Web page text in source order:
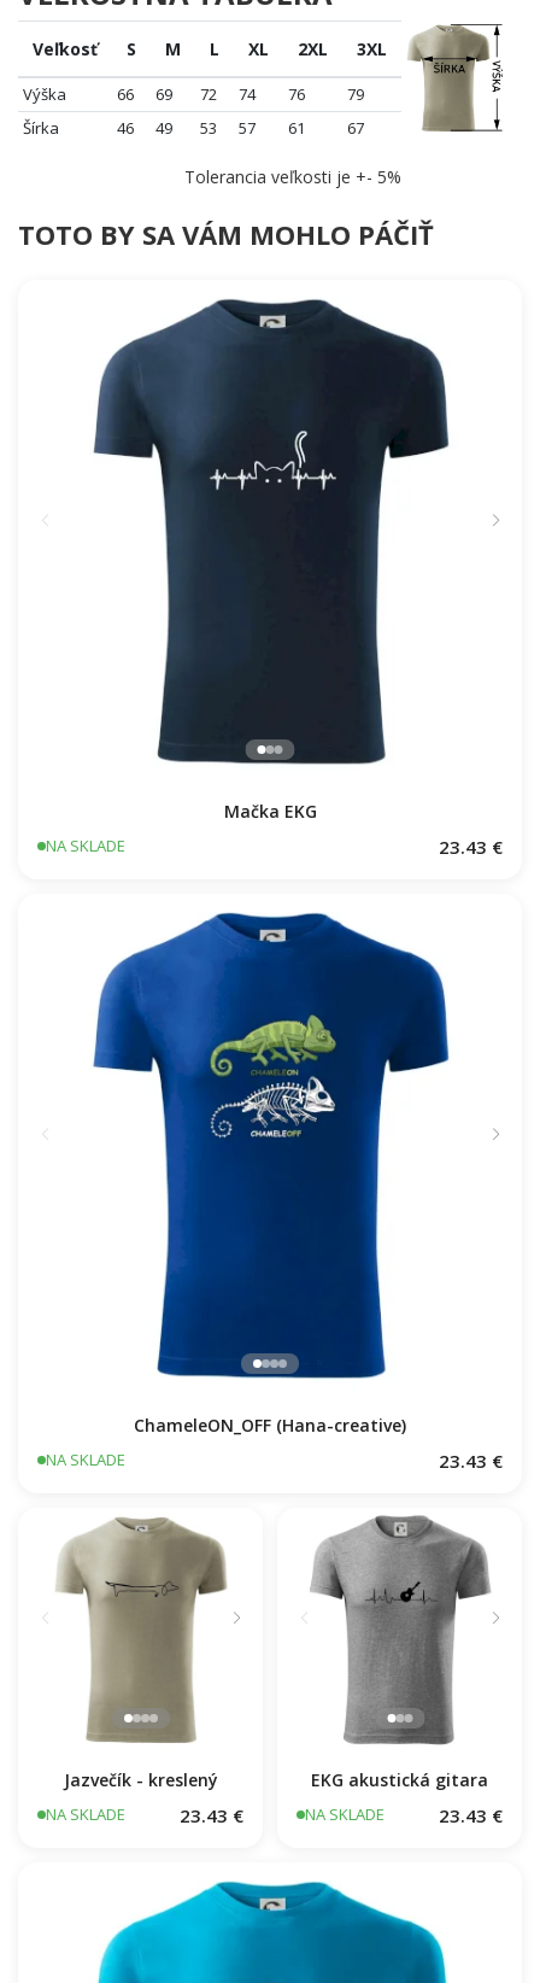
Veľkosť S M L XL 2XL 3XL
Výška 66 69 72 74 76
79
Šírka
46 49 53 57 61 67
Tolerancia veľkosti je +- 5%
TOTO BY SA VÁM MOHLO PÁČIŤ
Mačka EKG
NA SKLADE 23.43 €
ChameleON_OFF (Hana-creative)
NA SKLADE 23.43 €
Jazvečík - kreslený
NA SKLADE 23.43 €
EKG akustická gitara
NA SKLADE 23.43 €